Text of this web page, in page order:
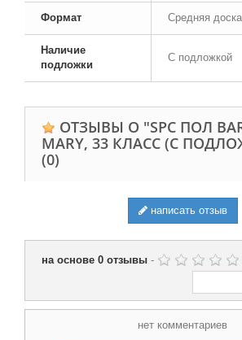
Формат Средняя доска
Наличие
подложки
С подложкой
ОТЗЫВЫ О "SPC ПОЛ
MARY, 33 КЛАСС (С
(0)
написать отзыв
на основе 0 отзывы -
нет комментариев